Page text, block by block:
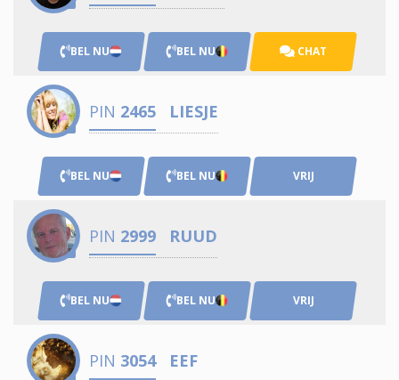
BEL NU BEL NU CHAT
PIN 2465 LIESJE
BEL NU BEL NU VRIJ
PIN 2999 RUUD
BEL NU BEL NU VRIJ
PIN 3054 EEF